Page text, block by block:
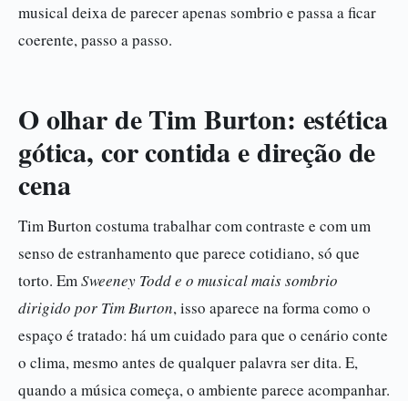
musical deixa de parecer apenas sombrio e passa a ficar
coerente, passo a passo.
O olhar de Tim Burton: estética
gótica, cor contida e direção de
cena
Tim Burton costuma trabalhar com contraste e com um
senso de estranhamento que parece cotidiano, só que
torto. EmSweeney Todd e o musical mais sombrio
dirigido por Tim Burton, isso aparece na forma como o
espaço é tratado: há um cuidado para que o cenário conte
o clima, mesmo antes de qualquer palavra ser dita. E,
quando a música começa, o ambiente parece acompanhar.